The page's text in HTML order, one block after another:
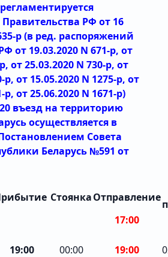
РФ от 16
р (в ред. распоряжений
от 19.03.2020 N 671-р, от
от 25.03.2020 N 730-р, от
р, от 15.05.2020 N 1275-р, от
р, от 25.06.2020 N 1671-р)
въезд на территорию
осуществляется в
Совета
Беларусь №591 от
СтоянкаОтправление
17:00
19:00 00:00 19:00